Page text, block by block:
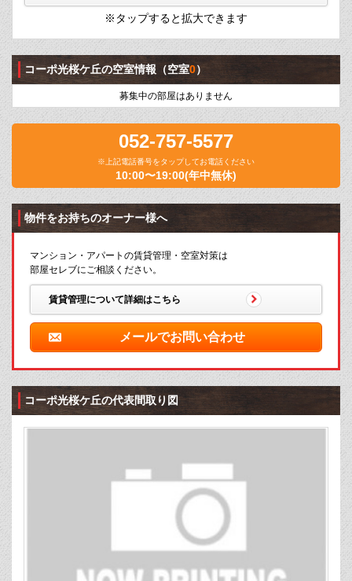
※タップすると拡大できます
コーポ光桜ケ丘の空室情報 （空室0）
募集中の部屋はありません
052-757-5577
※上記電話番号をタップしてお電話ください
10:00〜19:00(年中無休)
物件をお持ちのオーナー様へ
マンション・アパートの賃貸管理・空室対策は
部屋セレブにご相談ください。
賃貸管理について詳細はこちら
メールでお問い合わせ
コーポ光桜ケ丘の代表間取り図